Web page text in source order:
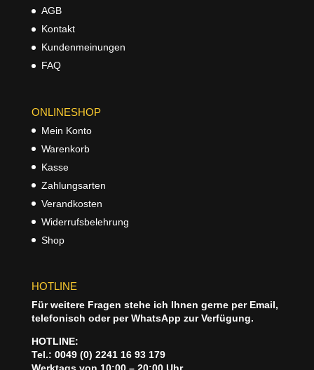
AGB
Kontakt
Kundenmeinungen
FAQ
ONLINESHOP
Mein Konto
Warenkorb
Kasse
Zahlungsarten
Verandkosten
Widerrufsbelehrung
Shop
HOTLINE
Für weitere Fragen stehe ich Ihnen gerne per Email,
telefonisch oder per WhatsApp zur Verfügung.
HOTLINE:
Tel.: 0049 (0) 2241 16 93 179
Werktags von 10:00 – 20:00 Uhr